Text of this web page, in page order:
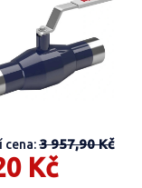
cena:3 957,90 Kč
Kč